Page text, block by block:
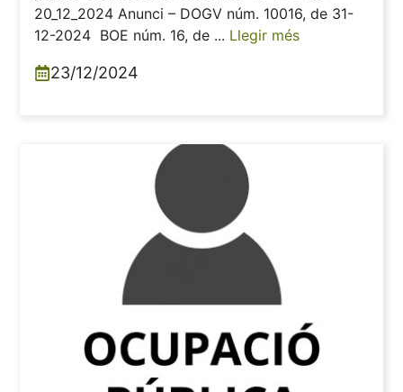
20_12_2024 Anunci – DOGV núm. 10016, de 31-
12-2024 BOE núm. 16, de ... Llegir més
23/12/2024